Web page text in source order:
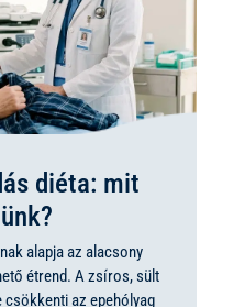
diéta: mit
alapja az alacsony
étrend. A zsíros, sült
az epehólyag